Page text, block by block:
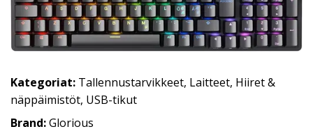
Kategoriat: Tallennustarvikkeet, Laitteet, Hiiret &
näppäimistöt, USB-tikut
Brand:Glorious